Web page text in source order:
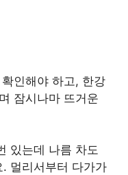
인해야 하고, 한강
잠시나마 뜨거운
있는데 나름 차도
멀리서부터 다가가